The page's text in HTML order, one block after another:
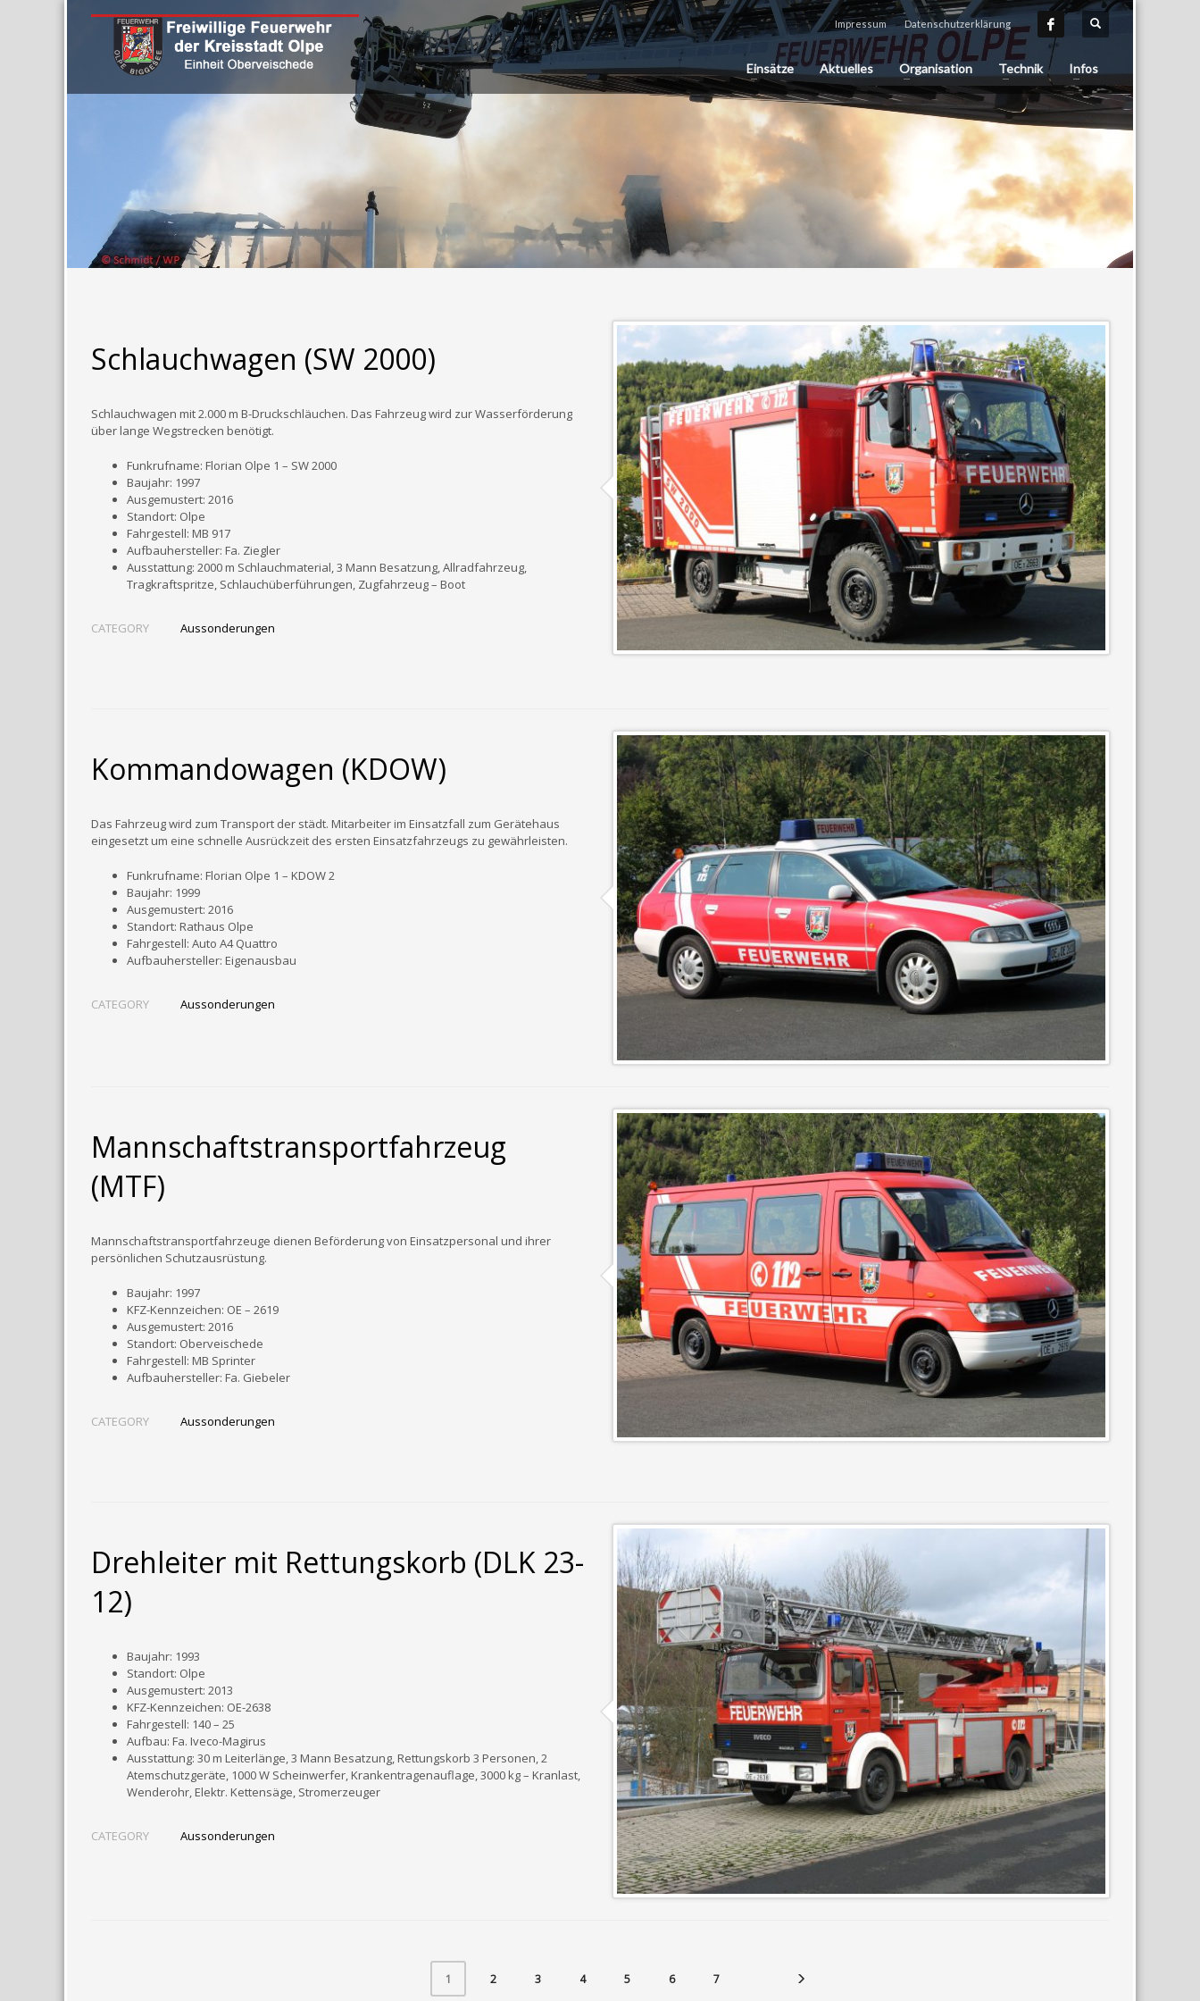
Impressum Datenschutzerklärung
Einsätze Aktuelles Organisation Technik Infos
Schlauchwagen (SW 2000)
Schlauchwagen mit 2.000 m B-Druckschläuchen. Das Fahrzeug wird zur Wasserförderung
über lange Wegstrecken benötigt.
Funkrufname: Florian Olpe 1 – SW 2000
Baujahr: 1997
Ausgemustert: 2016
Standort: Olpe
Fahrgestell: MB 917
Aufbauhersteller: Fa. Ziegler
Ausstattung: 2000 m Schlauchmaterial, 3 Mann Besatzung, Allradfahrzeug,
Tragkraftspritze, Schlauchüberführungen, Zugfahrzeug – Boot
CATEGORY Aussonderungen
Kommandowagen (KDOW)
Das Fahrzeug wird zum Transport der städt. Mitarbeiter im Einsatzfall zum Gerätehaus
eingesetzt um eine schnelle Ausrückzeit des ersten Einsatzfahrzeugs zu gewährleisten.
Funkrufname: Florian Olpe 1 – KDOW 2
Baujahr: 1999
Ausgemustert: 2016
Standort: Rathaus Olpe
Fahrgestell: Auto A4 Quattro
Aufbauhersteller: Eigenausbau
CATEGORY Aussonderungen
Mannschaftstransportfahrzeug
(MTF)
Mannschaftstransportfahrzeuge dienen Beförderung von Einsatzpersonal und ihrer
persönlichen Schutzausrüstung.
Baujahr: 1997
KFZ-Kennzeichen: OE – 2619
Ausgemustert: 2016
Standort: Oberveischede
Fahrgestell: MB Sprinter
Aufbauhersteller: Fa. Giebeler
CATEGORY Aussonderungen
Drehleiter mit Rettungskorb (DLK 23-
12)
Baujahr: 1993
Standort: Olpe
Ausgemustert: 2013
KFZ-Kennzeichen: OE-2638
Fahrgestell: 140 – 25
Aufbau: Fa. Iveco-Magirus
Ausstattung: 30 m Leiterlänge, 3 Mann Besatzung, Rettungskorb 3 Personen, 2
Atemschutzgeräte, 1000 W Scheinwerfer, Krankentragenauflage, 3000 kg – Kranlast,
Wenderohr, Elektr. Kettensäge, Stromerzeuger
CATEGORY Aussonderungen
1 2 3 4 5 6 7